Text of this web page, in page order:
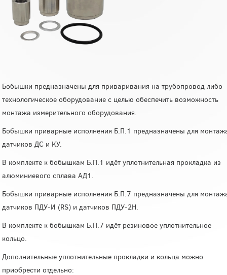
Бобышки предназначены для приваривания на трубопровод либо
технологическое оборудование с целью обеспечить возможность
монтажа измерительного оборудования.
Бобышки приварные исполнения Б.П.1 предназначены для
датчиков ДС и КУ.
В комплекте к бобышкам Б.П.1 идёт уплотнительная прокладка из
алюминиевого сплава АД1.
Бобышки приварные исполнения Б.П.7 предназначены для
датчиков ПДУ-И (RS) и датчиков ПДУ-2Н.
В комплекте к бобышкам Б.П.7 идёт резиновое уплотнительное
кольцо.
Дополнительные уплотнительные прокладки и кольца можно
приобрести отдельно: